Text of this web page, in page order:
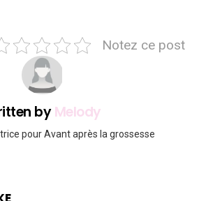
Notez ce post
byMelody
pour Avant après la grossesse